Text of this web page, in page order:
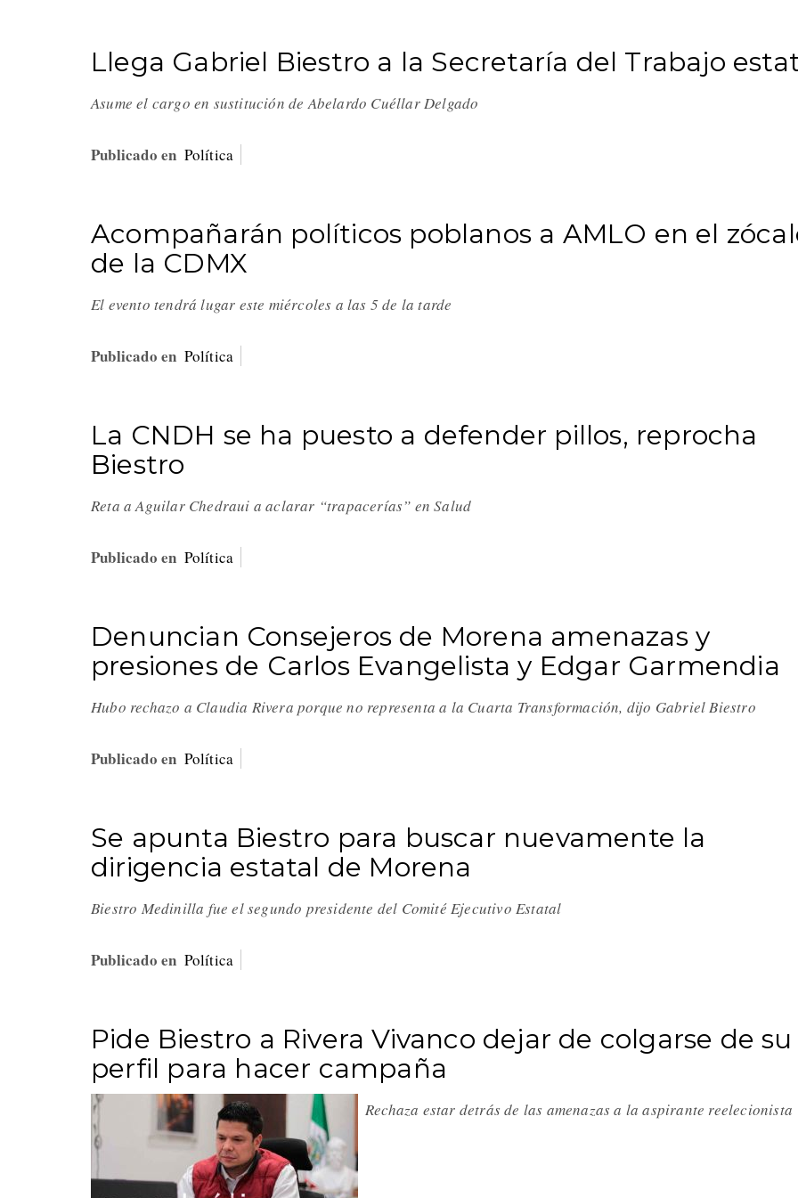
Llega Gabriel Biestro a la Secretaría del Trabajo
Asume el cargo en sustitución de Abelardo Cuéllar Delgado
Publicado en Política
Acompañarán políticos poblanos a AMLO en el
de la CDMX
El evento tendrá lugar este miércoles a las 5 de la tarde
Publicado en Política
La CNDH se ha puesto a defender pillos, reprocha
Biestro
Reta a Aguilar Chedraui a aclarar “trapacerías” en Salud
Publicado en Política
Denuncian Consejeros de Morena amenazas y
presiones de Carlos Evangelista y Edgar Garmendia
Hubo rechazo a Claudia Rivera porque no representa a la Cuarta Transformación, dijo Gabriel Biestro
Publicado en Política
Se apunta Biestro para buscar nuevamente la
dirigencia estatal de Morena
Biestro Medinilla fue el segundo presidente del Comité Ejecutivo Estatal
Publicado en Política
Pide Biestro a Rivera Vivanco dejar de colgarse de su
perfil para hacer campaña
Rechaza estar detrás de las amenazas a la aspirante reelecionista